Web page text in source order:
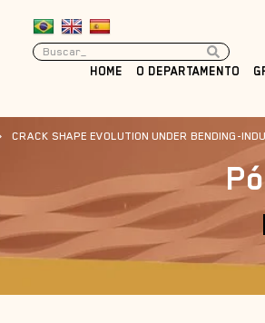
HOME O DEPARTAMENTO
CRACK SHAPE EVOLUTION UNDER BENDING-